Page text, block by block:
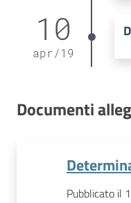
10
apr/19
Documenti
Pubblicato il